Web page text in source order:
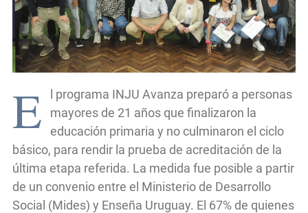
E
l programa INJU Avanza preparó a personas
mayores de 21 años que finalizaron la
educación primaria y no culminaron el ciclo
básico, para rendir la prueba de acreditación de la
última etapa referida. La medida fue posible a partir
de un convenio entre el Ministerio de Desarrollo
Social (Mides) y Enseña Uruguay. El 67% de quienes